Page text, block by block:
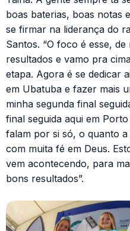
boas baterias, boas notas
se firmar na liderança do
Santos. “O foco é esse,
resultados e vamo pra
etapa. Agora é se dedicar
em Ubatuba e fazer mais
minha segunda final
final seguida aqui em
falam por si só, o quanto
com muita fé em Deus.
vem acontecendo, para
bons resultados”.